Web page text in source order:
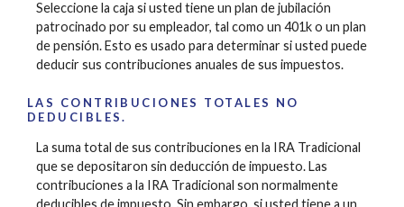
Seleccione la caja si usted tiene un plan de jubilación
patrocinado por su empleador, tal como un 401k o un plan
de pensión. Esto es usado para determinar si usted puede
deducir sus contribuciones anuales de sus impuestos.
LAS CONTRIBUCIONES TOTALES NO
DEDUCIBLES.
La suma total de sus contribuciones en la IRA Tradicional
que se depositaron sin deducción de impuesto. Las
contribuciones a la IRA Tradicional son normalmente
deducibles de impuesto. Sin embargo, si usted tiene a un